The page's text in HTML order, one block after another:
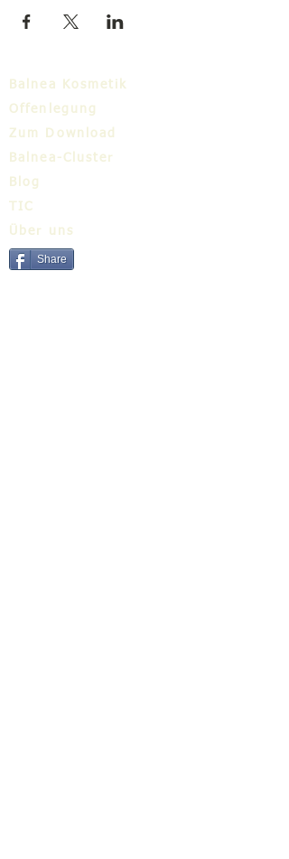
Balnea Kosmetik
Offenlegung
Zum Download
Balnea-Cluster
Blog
TIC
Über uns
Share